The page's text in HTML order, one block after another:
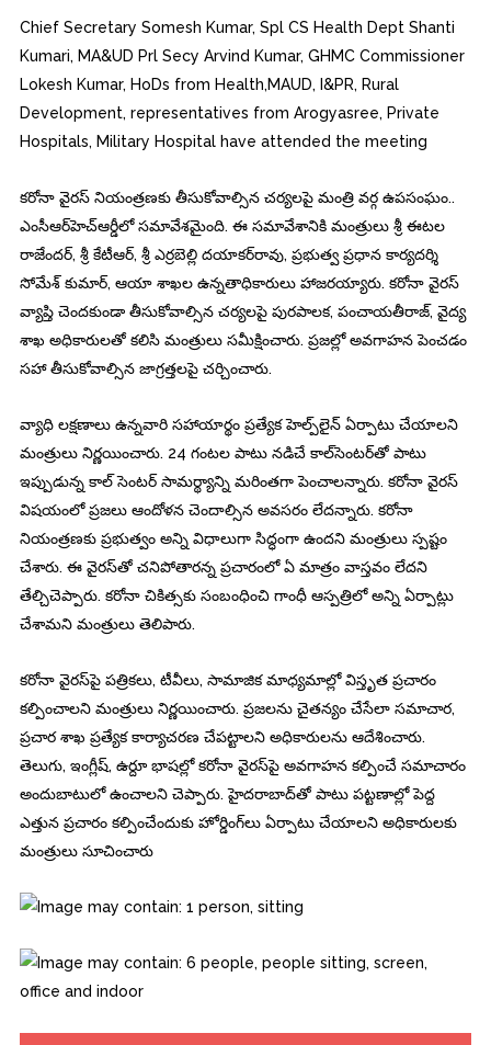
Chief Secretary Somesh Kumar, Spl CS Health Dept Shanti
Kumari, MA&UD Prl Secy Arvind Kumar, GHMC Commissioner
Lokesh Kumar, HoDs from Health,MAUD, I&PR, Rural
Development, representatives from Arogyasree, Private
Hospitals, Military Hospital have attended the meeting
కరోనా వైరస్‌ నియంత్రణకు తీసుకోవాల్సిన చర్యలపై మంత్రి వర్గ ఉపసంఘం..
ఎంసీఆర్‌హెచ్‌ఆర్డీలో సమావేశమైంది. ఈ సమావేశానికి మంత్రులు శ్రీ ఈటల
రాజేందర్‌, శ్రీ కేటీఆర్‌, శ్రీ ఎర్రబెల్లి దయాకర్‌రావు, ప్రభుత్వ ప్రధాన కార్యదర్శి
సోమేశ్‌ కుమార్‌, ఆయా శాఖల ఉన్నతాధికారులు హాజరయ్యారు. కరోనా వైరస్‌
వ్యాప్తి చెందకుండా తీసుకోవాల్సిన చర్యలపై పురపాలక, పంచాయతీరాజ్‌, వైద్య
శాఖ అధికారులతో కలిసి మంత్రులు సమీక్షించారు. ప్రజల్లో అవగాహన పెంచడం
సహా తీసుకోవాల్సిన జాగ్రత్తలపై చర్చించారు.
వ్యాధి లక్షణాలు ఉన్నవారి సహాయార్థం ప్రత్యేక హెల్ప్‌లైన్‌ ఏర్పాటు చేయాలని
మంత్రులు నిర్ణయించారు. 24 గంటల పాటు నడిచే కాల్‌సెంటర్‌తో పాటు
ఇప్పుడున్న కాల్‌ సెంటర్‌ సామర్థ్యాన్ని మరింతగా పెంచాలన్నారు. కరోనా వైరస్‌
విషయంలో ప్రజలు ఆందోళన చెందాల్సిన అవసరం లేదన్నారు. కరోనా
నియంత్రణకు ప్రభుత్వం అన్ని విధాలుగా సిద్ధంగా ఉందని మంత్రులు స్పష్టం
చేశారు. ఈ వైరస్‌తో చనిపోతారన్న ప్రచారంలో ఏ మాత్రం వాస్తవం లేదని
తేల్చిచెప్పారు. కరోనా చికిత్సకు సంబంధించి గాంధీ ఆస్పత్రిలో అన్ని ఏర్పాట్లు
చేశామని మంత్రులు తెలిపారు.
కరోనా వైరస్‌పై పత్రికలు, టీవీలు, సామాజిక మాధ్యమాల్లో విస్తృత ప్రచారం
కల్పించాలని మంత్రులు నిర్ణయించారు. ప్రజలను చైతన్యం చేసేలా సమాచార,
ప్రచార శాఖ ప్రత్యేక కార్యాచరణ చేపట్టాలని అధికారులను ఆదేశించారు.
తెలుగు, ఇంగ్లీష్‌, ఉర్దూ భాషల్లో కరోనా వైరస్‌పై అవగాహన కల్పించే సమాచారం
అందుబాటులో ఉంచాలని చెప్పారు. హైదరాబాద్‌తో పాటు పట్టణాల్లో పెద్ద
ఎత్తున ప్రచారం కల్పించేందుకు హోర్డింగ్‌లు ఏర్పాటు చేయాలని అధికారులకు
మంత్రులు సూచించారు